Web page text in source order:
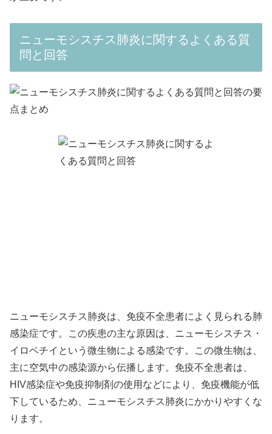
ニューモシスチス肺炎に関するよくある質
問と回答
ニューモシスチス肺炎は、免疫不全患者によく見られる肺
感染症です。この疾患の主な原因は、ニューモシスチス・
イロベチイという微生物による感染です。この微生物は、
主に空気中の感染源から伝播します。免疫不全患者は、
HIV感染症や免疫抑制剤の使用などにより、免疫機能が低
下しているため、ニューモシスチス肺炎にかかりやすくな
ります。